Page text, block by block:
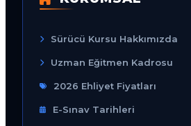
Sürücü Kursu Hakkımızda
Uzman Eğitmen Kadrosu
2026 Ehliyet Fiyatları
E-Sınav Tarihleri